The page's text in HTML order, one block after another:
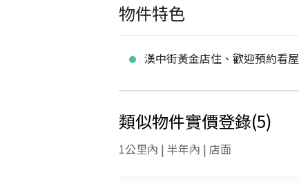
物件特色
漢中街黃金店住、歡迎預約看屋
類似物件實價登錄(5)
1公里內 | 半年內 | 店面